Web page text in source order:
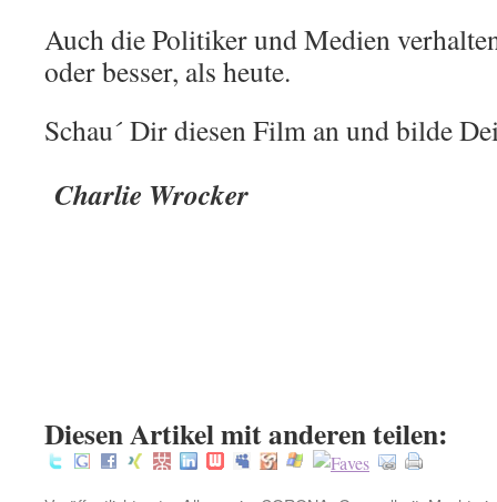
Auch die Politiker und Medien
oder besser, als heute.
Schau´ Dir diesen Film an und bilde
Charlie Wrocker
Diesen Artikel mit anderen teilen: